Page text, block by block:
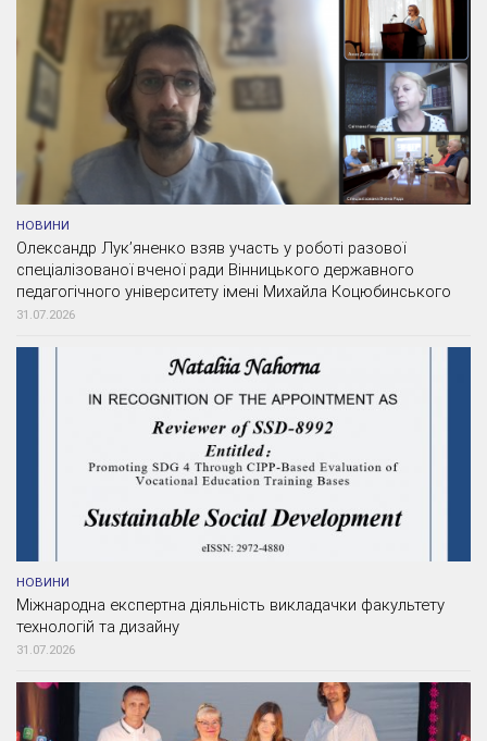
НОВИНИ
Олександр Лук’яненко взяв участь у роботі разової
спеціалізованої вченої ради Вінницького державного
педагогічного університету імені Михайла Коцюбинського
31.07.2026
НОВИНИ
Міжнародна експертна діяльність викладачки факультету
технологій та дизайну
31.07.2026